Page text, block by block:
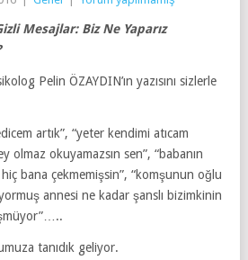
Mesajlar: Biz Ne Yaparız
Pelin ÖZAYDIN’ın yazısını sizlerle
artık”, “yeter kendimi atıcam
olmaz okuyamazsın sen”, “babanın
bana çekmemişsin”, “komşunun oğlu
annesi ne kadar şanslı bizimkinin
tanıdık geliyor.